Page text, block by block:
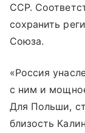
ССР.
сохранить
Союза.
«Россия
с ним и
Для Польши,
близость